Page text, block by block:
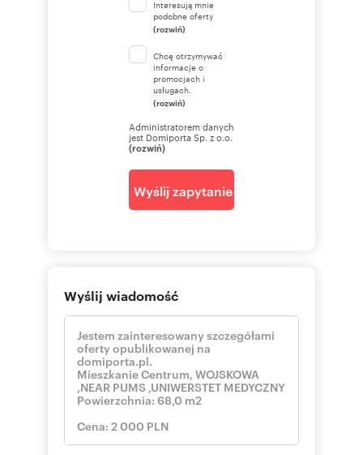
Interesują mnie
podobne oferty
(rozwiń)
Chcę otrzymywać
informacje o
promocjach i
usługach.
(rozwiń)
Administratorem danych
jest Domiporta Sp. z o.o.
(rozwiń)
Wyślij zapytanie
Wyślij wiadomość